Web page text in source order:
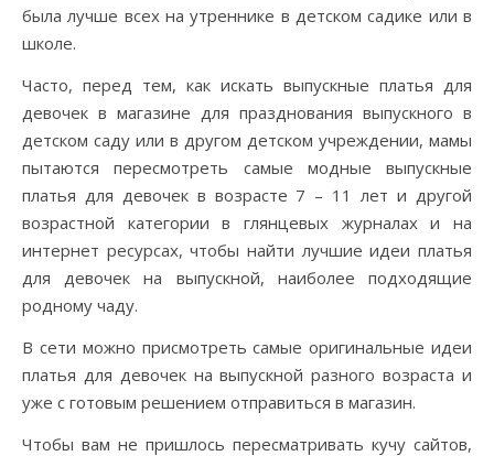
была лучше всех на утреннике в детском садике или в
школе.
Часто, перед тем, как искать выпускные платья для
девочек в магазине для празднования выпускного в
детском саду или в другом детском учреждении, мамы
пытаются пересмотреть самые модные выпускные
платья для девочек в возрасте 7 – 11 лет и другой
возрастной категории в глянцевых журналах и на
интернет ресурсах, чтобы найти лучшие идеи платья
для девочек на выпускной, наиболее подходящие
родному чаду.
В сети можно присмотреть самые оригинальные идеи
платья для девочек на выпускной разного возраста и
уже с готовым решением отправиться в магазин.
Чтобы вам не пришлось пересматривать кучу сайтов,